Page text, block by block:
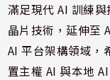
滿足現代 AI 訓練
晶片技術，延伸至
AI 平台架構領域，
置主權 AI 與本地